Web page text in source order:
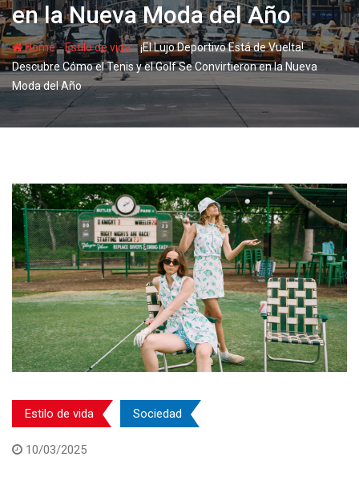
en la Nueva Moda del Año
Home-Estilo de vida-¡El Lujo Deportivo Está de Vuelta!
Descubre Cómo el Tenis y el Golf Se Convirtieron en la Nueva
Moda del Año
Estilo de vida Sociedad
10/03/2025